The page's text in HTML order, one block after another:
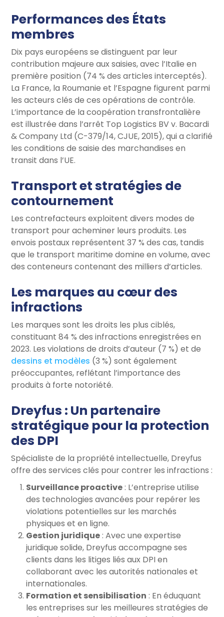
Performances des États
membres
Dix pays européens se distinguent par leur
contribution majeure aux saisies, avec l’Italie en
première position (74 % des articles interceptés).
La France, la Roumanie et l’Espagne figurent parmi
les acteurs clés de ces opérations de contrôle.
L’importance de la coopération transfrontalière
est illustrée dans l’arrêt Top Logistics BV v. Bacardi
& Company Ltd (C-379/14, CJUE, 2015), qui a clarifié
les conditions de saisie des marchandises en
transit dans l’UE.
Transport et stratégies de
contournement
Les contrefacteurs exploitent divers modes de
transport pour acheminer leurs produits. Les
envois postaux représentent 37 % des cas, tandis
que le transport maritime domine en volume, avec
des conteneurs contenant des milliers d’articles.
Les marques au cœur des
infractions
Les marques sont les droits les plus ciblés,
constituant 84 % des infractions enregistrées en
2023. Les violations de droits d’auteur (7 %) et de
dessins et modèles (3 %) sont également
préoccupantes, reflétant l’importance des
produits à forte notoriété.
Dreyfus : Un partenaire
stratégique pour la protection
des DPI
Spécialiste de la propriété intellectuelle, Dreyfus
offre des services clés pour contrer les infractions :
Surveillance proactive: L’entreprise utilise
des technologies avancées pour repérer les
violations potentielles sur les marchés
physiques et en ligne.
Gestion juridique: Avec une expertise
juridique solide, Dreyfus accompagne ses
clients dans les litiges liés aux DPI en
collaborant avec les autorités nationales et
internationales.
Formation et sensibilisation : En éduquant
les entreprises sur les meilleures stratégies de